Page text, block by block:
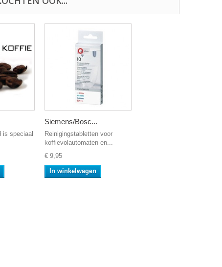
is speciaal
Siemens/Bosc...
Reinigingstabletten voor
koffievolautomaten en...
€ 9,95
In winkelwagen